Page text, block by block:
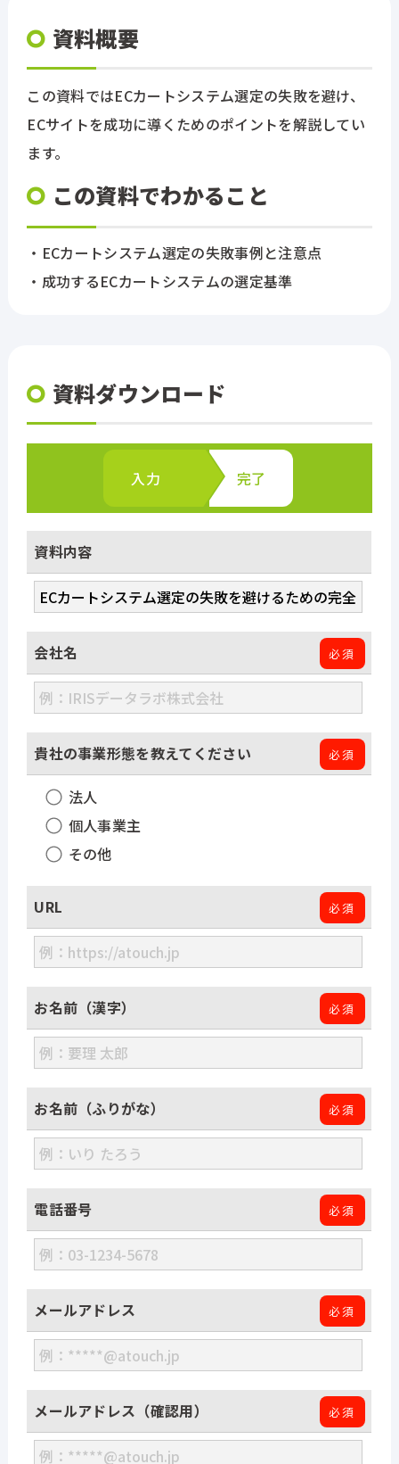
Atouchとは
機能
導入事例
お役立ち資料
イベント・セミナー
ブログ
お問い合わせ
いますぐ無料で申し込む
【受付時間】9:00～18:00
資料概要
この資料ではECカートシステム選定の失敗を避け、
ECサイトを成功に導くためのポイントを解説してい
ます。
この資料でわかること
・ECカートシステム選定の失敗事例と注意点
・成功するECカートシステムの選定基準
資料ダウンロード
入力 完了
資料内容
会社名 必須
貴社の事業形態を教えてください 必須
法人
個人事業主
その他
URL 必須
お名前（漢字） 必須
お名前（ふりがな） 必須
電話番号 必須
メールアドレス 必須
メールアドレス（確認用） 必須